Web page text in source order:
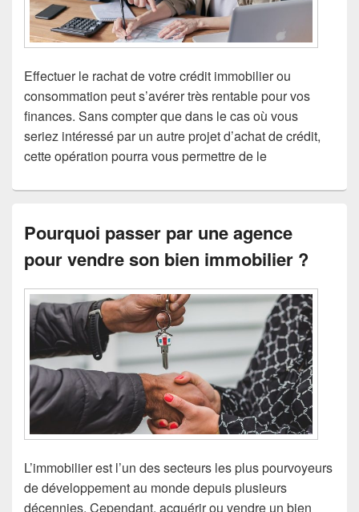
Effectuer le rachat de votre crédit immobilier ou
consommation peut s’avérer très rentable pour vos
finances. Sans compter que dans le cas où vous
seriez intéressé par un autre projet d’achat de crédit,
cette opération pourra vous permettre de le
Pourquoi passer par une agence
pour vendre son bien immobilier ?
L’immobilier est l’un des secteurs les plus pourvoyeurs
de développement au monde depuis plusieurs
décennies. Cependant, acquérir ou vendre un bien